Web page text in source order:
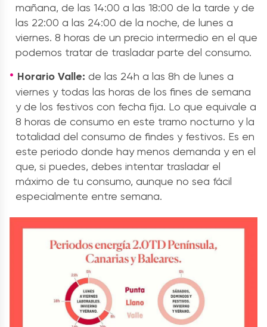
mañana, de las 14:00 a las 18:00 de la tarde y de
las 22:00 a las 24:00 de la noche, de lunes a
viernes. 8 horas de un precio intermedio en el que
podemos tratar de trasladar parte del consumo.
Horario Valle: de las 24h a las 8h de lunes a
viernes y todas las horas de los fines de semana
y de los festivos con fecha fija. Lo que equivale a
8 horas de consumo en este tramo nocturno y la
totalidad del consumo de findes y festivos. Es en
este periodo donde hay menos demanda y en el
que, si puedes, debes intentar trasladar el
máximo de tu consumo, aunque no sea fácil
especialmente entre semana.